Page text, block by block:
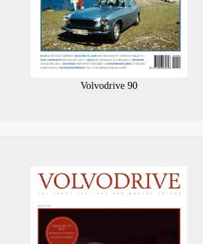
Volvodrive 90